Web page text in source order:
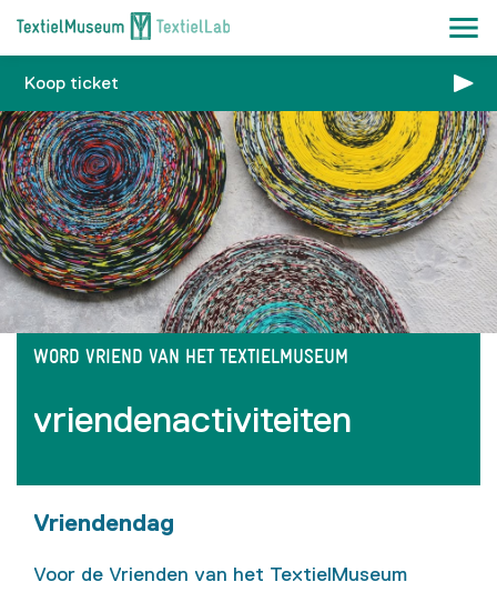
Koop ticket
WORD VRIEND VAN HET TEXTIELMUSEUM
vriendenactiviteiten
Vriendendag
Voor de Vrienden van het TextielMuseum